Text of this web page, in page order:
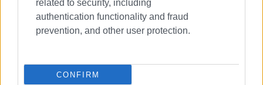
related to security, including
authentication functionality and fraud
prevention, and other user protection.
CONFIRM